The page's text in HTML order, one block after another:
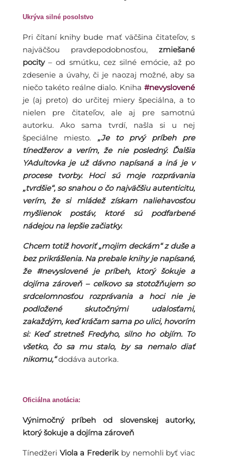
Ukrýva silné posolstvo
Pri čítaní knihy bude mať väčšina čitateľov, s
najväčšou pravdepodobnosťou,zmiešané
pocity– od smútku, cez silné emócie, až po
zdesenie a úvahy, či je naozaj možné, aby sa
niečo takéto reálne dialo. Kniha#nevyslovené
je (aj preto) do určitej miery špeciálna, a to
nielen pre čitateľov, ale aj pre samotnú
autorku. Ako sama tvrdí, našla si u nej
špeciálne miesto. „Je to prvý príbeh pre
tínedžerov a verím, že nie posledný. Ďalšia
YAdultovka je už dávno napísaná a iná je v
procese tvorby. Hoci sú moje rozprávania
„tvrdšie“, so snahou o čo najväčšiu autenticitu,
verím, že si mládež získam naliehavosťou
myšlienok postáv, ktoré sú podfarbené
nádejou na lepšie začiatky.
Chcem totiž hovoriť „mojim deckám“ z duše a
bez prikrášlenia. Na prebale knihy je napísané,
že #nevyslovené je príbeh, ktorý šokuje a
dojíma zároveň – celkovo sa stotožňujem so
srdcelomnosťou rozprávania a hoci nie je
podložené skutočnými udalosťami,
zakaždým, keď kráčam sama po ulici, hovorím
si: Keď stretneš Fredyho, silno ho objím. To
všetko, čo sa mu stalo, by sa nemalo diať
nikomu,“ dodáva autorka.
Oficiálna anotácia:
Výnimočný príbeh od slovenskej autorky,
ktorý šokuje a dojíma zároveň
Tínedžeri Viola a Frederikby nemohli byť viac